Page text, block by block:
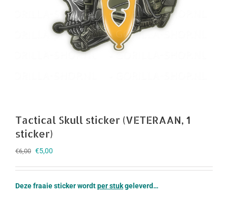
Tactical Skull sticker (VETERAAN, 1
sticker)
€6,00 Oorspronkelijke
was:
€6,00.
€5,00
is:
€5,00.
Deze fraaie sticker wordtper stukgeleverd…